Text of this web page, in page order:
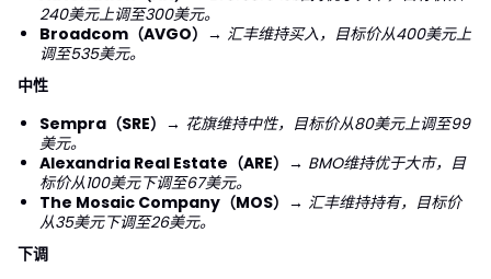
240美元上调至300美元。
Broadcom（AVGO） → 汇丰维持买入，目标价从400美元上
调至535美元。
中性
Sempra（SRE） → 花旗维持中性，目标价从80美元上调至99
美元。
Alexandria Real Estate（ARE） → BMO维持优于大市，目
标价从100美元下调至67美元。
The Mosaic Company（MOS） → 汇丰维持持有，目标价
从35美元下调至26美元。
下调